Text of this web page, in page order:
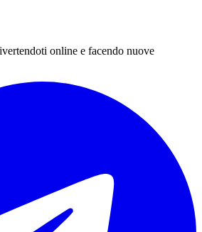
online e facendo nuove